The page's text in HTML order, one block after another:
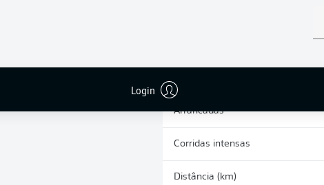
Login
Arrancadas
Corridas intensas
Distância (km)